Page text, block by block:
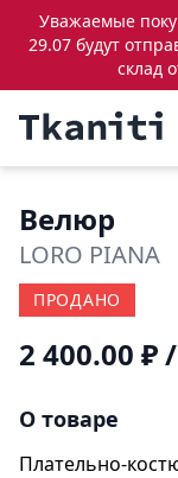
Уважаемые
29.07 будут
склад
Велюр
LORO PIANA
ПРОДАНО
2 400.00 ₽
О товаре
Плательно-